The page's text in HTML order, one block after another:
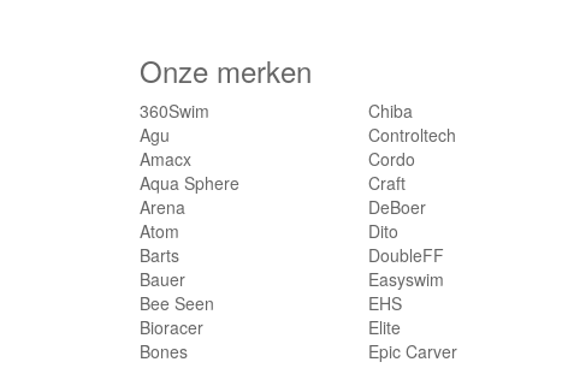
Onze merken
360Swim
Agu
Amacx
Aqua Sphere
Arena
Atom
Barts
Bauer
Bee Seen
Bioracer
Bones
Chiba
Controltech
Cordo
Craft
DeBoer
Dito
DoubleFF
Easyswim
EHS
Elite
Epic Carver